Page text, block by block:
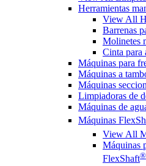
Herramientas
View All
Barrenas
Molinetes
Cinta para
Máquinas para
Máquinas a
Máquinas
Limpiadoras de
Máquinas de
Máquinas
View All
Máquinas
FlexShaft®